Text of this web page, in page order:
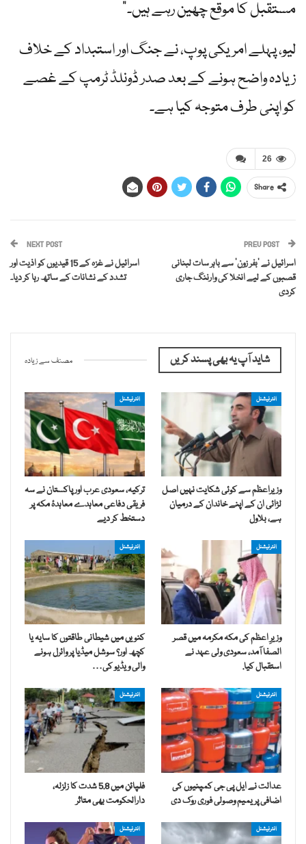
مستقبل کا موقع چھین رہے ہیں۔”
لیو، پہلے امریکی پوپ، نے جنگ اور استبداد کے خلاف
زیادہ واضح ہونے کے بعد صدر ڈونلڈ ٹرمپ کے غصے
کو اپنی طرف متوجہ کیا ہے۔
26
Share
PREV POST
اسرائیل نے ‘بفر زون’ سے باہر سات لبنانی
قصبوں کے لیے انخلا کی وارننگ جاری
کردی
NEXT POST
اسرائیل نے غزہ کے 15 قیدیوں کو اذیت اور
تشدد کے نشانات کے ساتھ رہا کر دیا۔
شاید آپ یہ بھی پسند کریں مصنف سے زیادہ
انٹرنیشنل
وزیراعظم سے کوئی شکایت نہیں اصل
لڑائی ان کے اپنے خاندان کے درمیان
ہے، بلاول
انٹرنیشنل
ترکیہ، سعودی عرب اور پاکستان نے سہ
فریقی دفاعی معاہدے معاہدۂ مکہ پر
دستخط کر دیے
انٹرنیشنل
وزیرِ اعظم کی مکہ مکرمہ میں قصر
الصفا آمد، سعودی ولی عہد نے
استقبال کیا.
انٹرنیشنل
کنویں میں شیطانی طاقتوں کا سایہ یا
کچھ اور؟ سوشل میڈیا پر وائرل ہونے
والی ویڈیو کی…
انٹرنیشنل
عدالت نے ایل پی جی کمپنیوں کی
اضافی پریمیم وصولی فوری روک دی
انٹرنیشنل
فلپائن میں 5.8 شدت کا زلزلہ،
دارالحکومت بھی متاثر
انٹرنیشنل انٹرنیشنل